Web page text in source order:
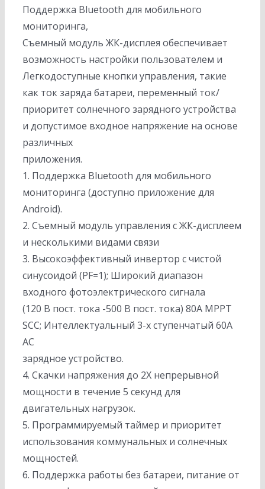
Поддержка Bluetooth для мобильного
мониторинга,
Съемный модуль ЖК-дисплея обеспечивает
возможность настройки пользователем и
Легкодоступные кнопки управления, такие
как ток заряда батареи, переменный ток/
приоритет солнечного зарядного устройства
и допустимое входное напряжение на основе
различных
приложения.
1. Поддержка Bluetooth для мобильного
мониторинга (доступно приложение для
Android).
2. Съемный модуль управления с ЖК-дисплеем
и несколькими видами связи
3. Высокоэффективный инвертор с чистой
синусоидой (PF=1); Широкий диапазон
входного фотоэлектрического сигнала
(120 В пост. тока -500 В пост. тока) 80A MPPT
SCC; Интеллектуальный 3-х ступенчатый 60A
AC
зарядное устройство.
4. Скачки напряжения до 2X непрерывной
мощности в течение 5 секунд для
двигательных нагрузок.
5. Программируемый таймер и приоритет
использования коммунальных и солнечных
мощностей.
6. Поддержка работы без батареи, питание от